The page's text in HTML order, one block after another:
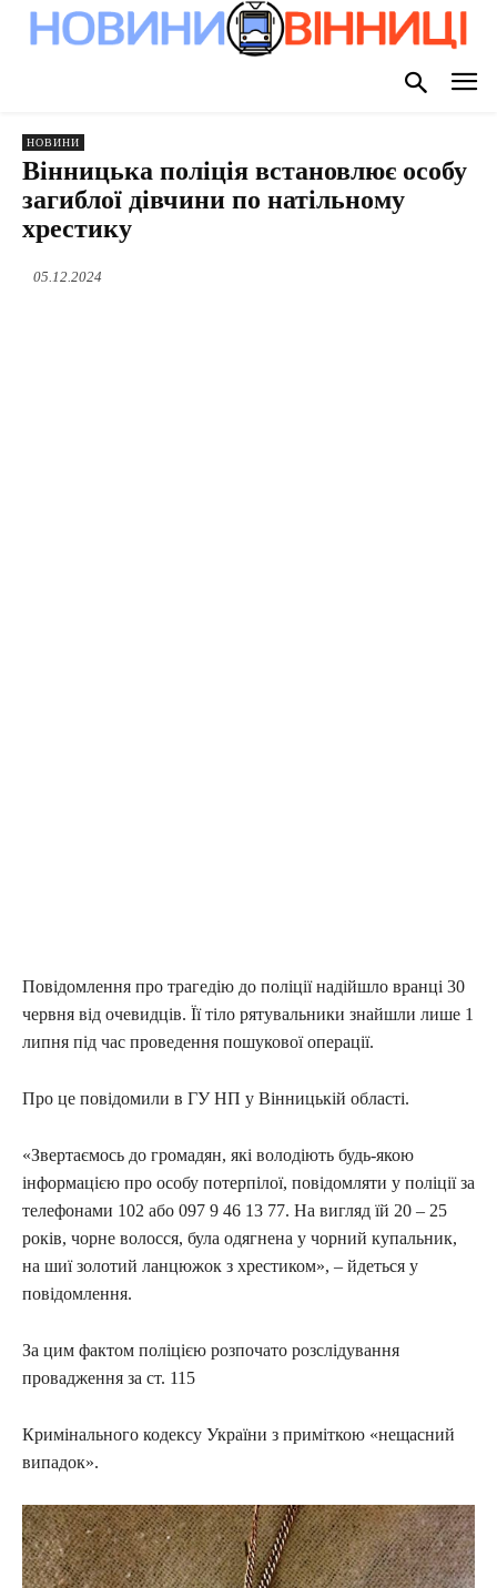
НОВИНИ
Вінницька поліція встановлює особу
загиблої дівчини по натільному
хрестику
05.12.2024
Повідомлення про трагедію до поліції надійшло вранці 30
червня від очевидців. Її тіло рятувальники знайшли лише 1
липня під час проведення пошукової операції.
Про це повідомили в ГУ НП у Вінницькій області.
«Звертаємось до громадян, які володіють будь-якою
інформацією про особу потерпілої, повідомляти у поліції за
телефонами 102 або 097 9 46 13 77. На вигляд їй 20 – 25
років, чорне волосся, була одягнена у чорний купальник,
на шиї золотий ланцюжок з хрестиком», – йдеться у
повідомлення.
За цим фактом поліцією розпочато розслідування
провадження за ст. 115
Кримінального кодексу України з приміткою «нещасний
випадок».